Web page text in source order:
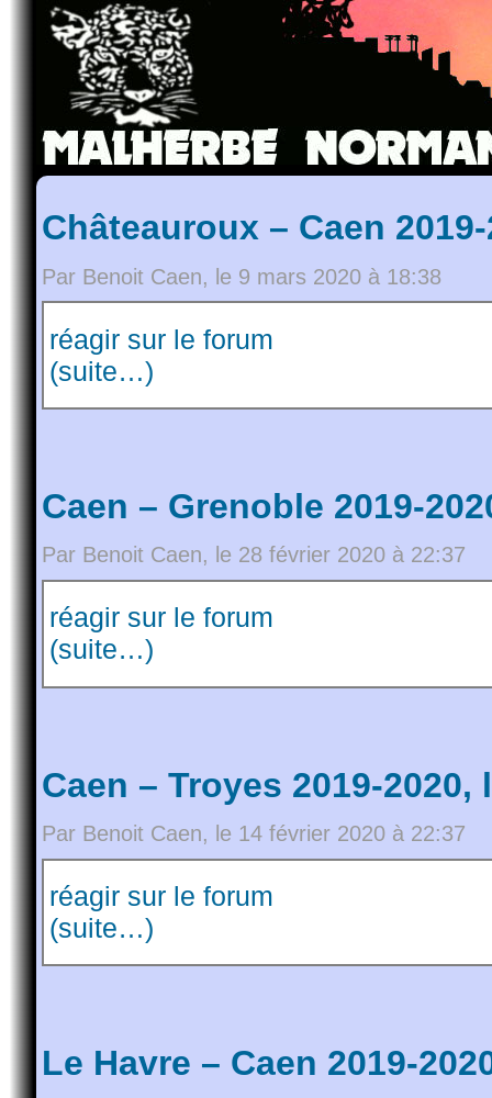
Châteauroux – Caen
Par Benoit Caen, le 9 mars 2020 à 18:38
réagir sur le forum
(suite…)
Caen – Grenoble 2019-
Par Benoit Caen, le 28 février 2020 à 22:37
réagir sur le forum
(suite…)
Caen – Troyes 2019-
Par Benoit Caen, le 14 février 2020 à 22:37
réagir sur le forum
(suite…)
Le Havre – Caen 2019-